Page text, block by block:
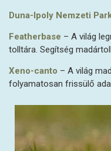
Duna-Ipoly Nemzeti
Featherbase – A világ
tolltára. Segítség
Xeno-canto – A világ
folyamatosan frissülő